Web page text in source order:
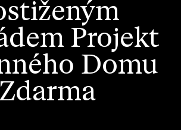
Projekt
Domu
Zdarma